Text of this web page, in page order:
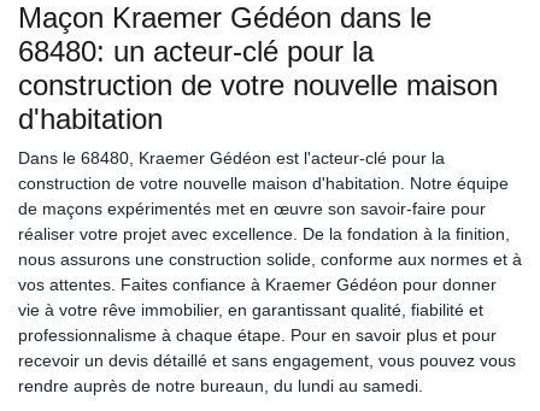
Maçon Kraemer Gédéon dans le
68480: un acteur-clé pour la
construction de votre nouvelle maison
d'habitation
Dans le 68480, Kraemer Gédéon est l'acteur-clé pour la
construction de votre nouvelle maison d'habitation. Notre équipe
de maçons expérimentés met en œuvre son savoir-faire pour
réaliser votre projet avec excellence. De la fondation à la finition,
nous assurons une construction solide, conforme aux normes et à
vos attentes. Faites confiance à Kraemer Gédéon pour donner
vie à votre rêve immobilier, en garantissant qualité, fiabilité et
professionnalisme à chaque étape. Pour en savoir plus et pour
recevoir un devis détaillé et sans engagement, vous pouvez vous
rendre auprès de notre bureaun, du lundi au samedi.